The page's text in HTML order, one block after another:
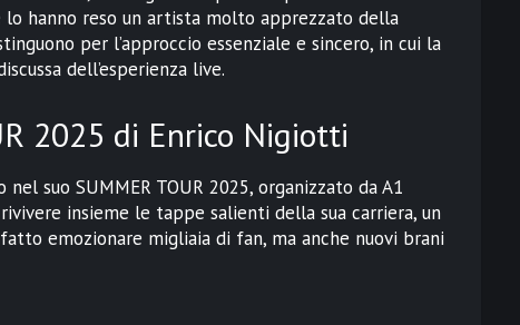
hanno reso un artista molto apprezzato della
per l’approccio essenziale e sincero, in cui la
dell’esperienza live.
2025 di Enrico Nigiotti
suo SUMMER TOUR 2025, organizzato da A1
insieme le tappe salienti della sua carriera, un
emozionare migliaia di fan, ma anche nuovi brani